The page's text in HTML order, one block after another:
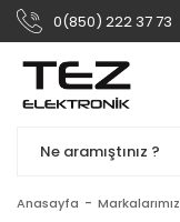
0(850) 222 37 73
Anasayfa Markalarımız